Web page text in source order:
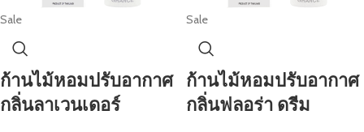
Sale
ก้านไม้หอมปรับอากาศ
กลิ่นลาเวนเดอร์
Sale
ก้านไม้หอมปรับอากาศ
กลิ่นฟลอร่า ดรีม